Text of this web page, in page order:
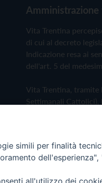
Amministrazione
Vita Trentina
di cui al decreto
Indicazione resa ai
dell'art. 5 del
Vita Trentina, tramite
Settimanali
Privacy Policy
simili per finalità